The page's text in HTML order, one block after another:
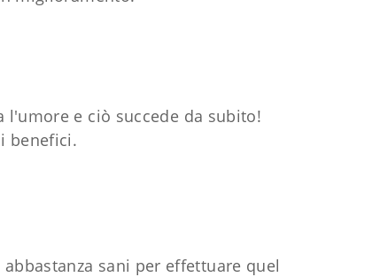
e ciò succede da subito!
benefici.
sani per effettuare quel